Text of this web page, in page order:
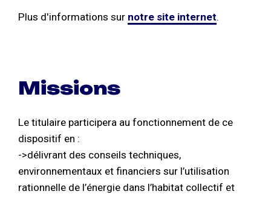
Plus d'informations sur notre site internet.
Missions
Le titulaire participera au fonctionnement de ce
dispositif en :
->délivrant des conseils techniques,
environnementaux et financiers sur l’utilisation
rationnelle de l’énergie dans l’habitat collectif et